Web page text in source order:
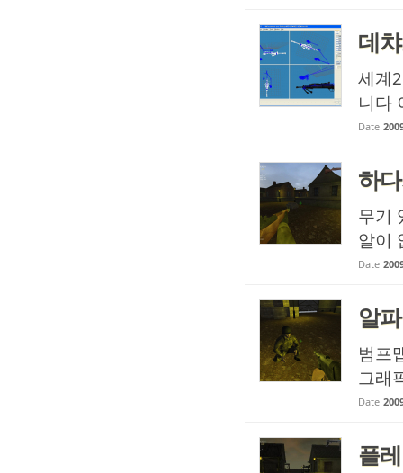
데
세계
니다
Date
하
무기
알이
Date
알
범프
그래
Date
플